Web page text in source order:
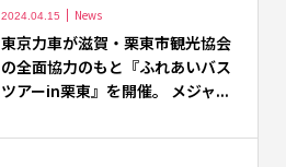
2024.04.15 News
東京力車が滋賀・栗東市観光協会
の全面協力のもと『ふれあいバス
ツアーin栗東』を開催。 メジャ...